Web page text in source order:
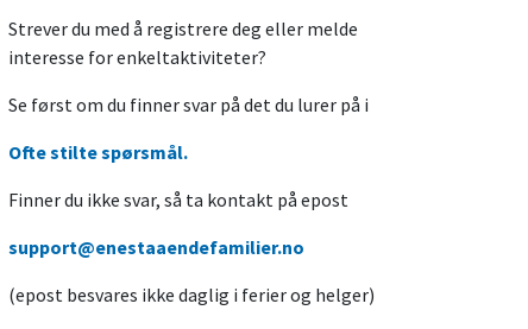
Strever du med å registrere deg eller melde
interesse for enkeltaktiviteter?
Se først om du finner svar på det du lurer på i
Ofte stilte spørsmål.
Finner du ikke svar, så ta kontakt på epost
support@enestaaendefamilier.no
(epost besvares ikke daglig i ferier og helger)